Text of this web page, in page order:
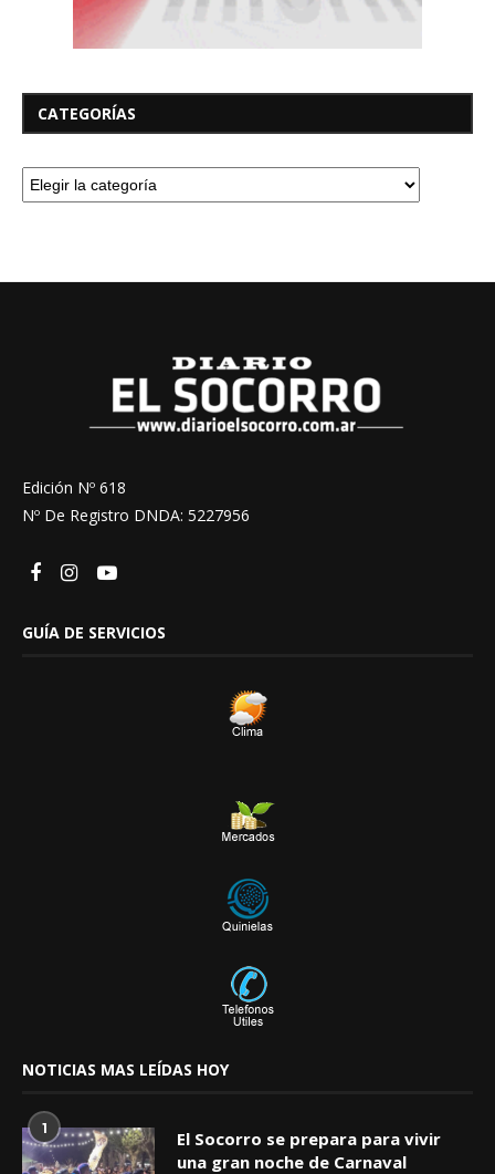
CATEGORÍAS
Edición Nº 618
Nº De Registro DNDA: 5227956
GUÍA DE SERVICIOS
NOTICIAS MAS LEÍDAS HOY
1
El Socorro se prepara para vivir
una gran noche de Carnaval